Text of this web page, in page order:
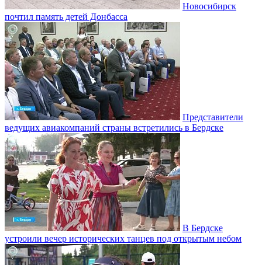
Новосибирск
почтил память детей Донбасса
Представители
ведущих авиакомпаний страны встретились в Бердске
В Бердске
устроили вечер исторических танцев под открытым небом